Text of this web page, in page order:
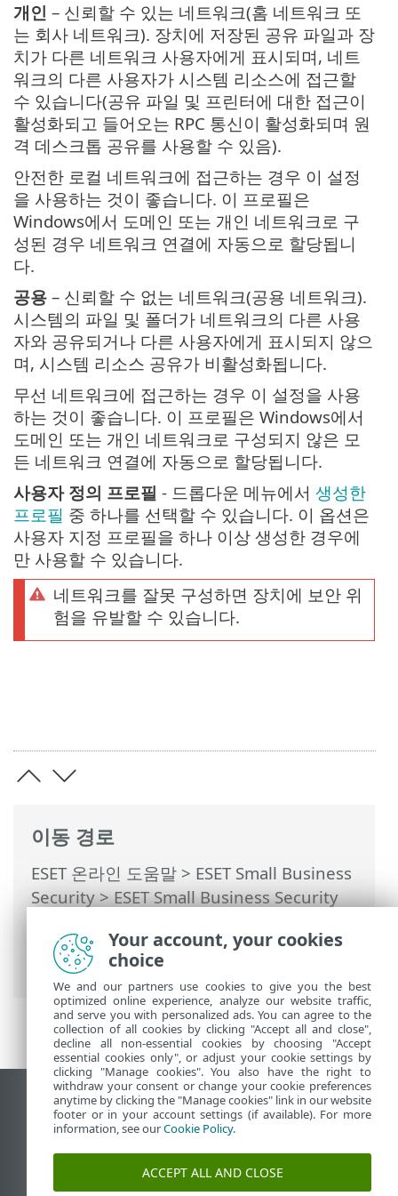
이동 경로
ESET 온라인 도움말 > ESET Small Business
Security>ESET Small Business Security
- 네트워크 보호 > 새로운 네트워크가 검색
개인 – 신뢰할 수 있는 네트워크(홈 네트워크 또
는 회사 네트워크). 장치에 저장된 공유 파일과 장
치가 다른 네트워크 사용자에게 표시되며, 네트
워크의 다른 사용자가 시스템 리소스에 접근할
수 있습니다(공유 파일 및 프린터에 대한 접근이
활성화되고 들어오는 RPC 통신이 활성화되며 원
격 데스크톱 공유를 사용할 수 있음).
안전한 로컬 네트워크에 접근하는 경우 이 설정
을 사용하는 것이 좋습니다. 이 프로필은
Windows에서 도메인 또는 개인 네트워크로 구
성된 경우 네트워크 연결에 자동으로 할당됩니
다.
공용 – 신뢰할 수 없는 네트워크(공용 네트워크).
시스템의 파일 및 폴더가 네트워크의 다른 사용
자와 공유되거나 다른 사용자에게 표시되지 않으
며, 시스템 리소스 공유가 비활성화됩니다.
무선 네트워크에 접근하는 경우 이 설정을 사용
하는 것이 좋습니다. 이 프로필은 Windows에서
도메인 또는 개인 네트워크로 구성되지 않은 모
든 네트워크 연결에 자동으로 할당됩니다.
사용자 정의 프로필 - 드롭다운 메뉴에서 생성한
프로필 중 하나를 선택할 수 있습니다. 이 옵션은
사용자 지정 프로필을 하나 이상 생성한 경우에
만 사용할 수 있습니다.
네트워크를 잘못 구성하면 장치에 보안 위
험을 유발할 수 있습니다.
데스크톱 사이트 보기
End of Life
ESET 지식 베이스
Your account, your cookies
choice
We and our partners use cookies to give you the best
optimized online experience, analyze our website traffic,
and serve you with personalized ads. You can agree to the
collection of all cookies by clicking "Accept all and close",
decline all non-essential cookies by choosing "Accept
essential cookies only", or adjust your cookie settings by
clicking "Manage cookies". You also have the right to
withdraw your consent or change your cookie preferences
anytime by clicking the "Manage cookies" link in our website
footer or in your account settings (if available). For more
information, see ourCookie Policy.
ACCEPT ALL AND CLOSE